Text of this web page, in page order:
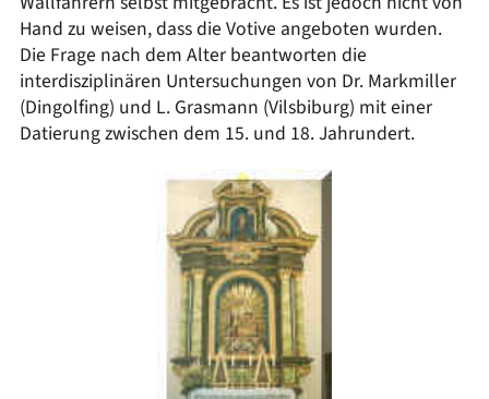
Hand zu weisen, dass die Votive angeboten wurden.
Die Frage nach dem Alter beantworten die
interdisziplinären Untersuchungen von Dr. Markmiller
(Dingolfing) und L. Grasmann (Vilsbiburg) mit einer
Datierung zwischen dem 15. und 18. Jahrundert.